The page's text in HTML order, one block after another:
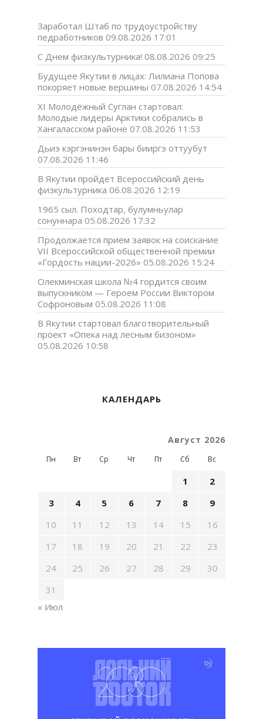
Заработал Штаб по трудоустройству
педработников 09.08.2026 17:01
С Днем физкультурника! 08.08.2026 09:25
Будущее Якутии в лицах: Лилиана Попова
покоряет новые вершины 07.08.2026 14:54
XI Молодёжный Суглан стартовал:
Молодые лидеры Арктики собрались в
Хангаласском районе 07.08.2026 11:53
Дьиэ кэргэнинэн бары бииргэ оттуубут
07.08.2026 11:46
В Якутии пройдет Всероссийский день
физкультурника 06.08.2026 12:19
1965 сыл. Походтар, булумньулар
сонуннара 05.08.2026 17:32
Продолжается прием заявок на соискание
VII Всероссийской общественной премии
«Гордость нации-2026» 05.08.2026 15:24
Олекминская школа №4 гордится своим
выпускником — Героем России Виктором
Софроновым 05.08.2026 11:08
В Якутии стартовал благотворительный
проект «Опека над лесным бизоном»
05.08.2026 10:58
КАЛЕНДАРЬ
Август 2026
Пн Вт Ср Чт Пт Сб Вс
1
2
3
4 5 6 7 8
9
10
11 12 13 14 15
16
17
18 19 20 21 22
23
24
25 26 27 28 29
30
31
« Июл